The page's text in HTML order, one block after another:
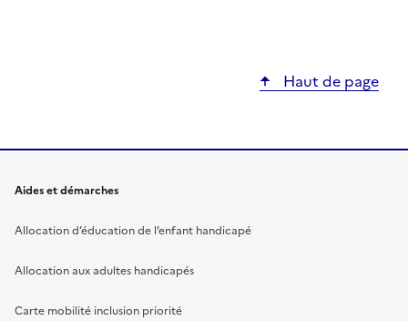
Haut de page
Aides et démarches
Allocation d’éducation de l’enfant handicapé
Allocation aux adultes handicapés
Carte mobilité inclusion priorité